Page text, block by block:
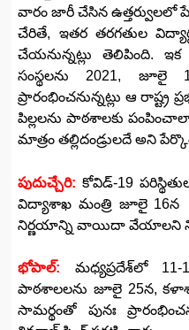
వారం జారీ చేసిన ఉత్తర్వులలో
చేరితే, ఇతర తరగతుల
చేయనున్నట్లు తెలిపింది.
సంస్థలను 2021,
ప్రారంభించనున్నట్లు ఆ రాష్ట్ర
పిల్లలను పాఠశాలకు
మాత్రం తల్లిదండ్రులదే అని
పుదుచ్చేరి: కోవిడ్‌-19
విద్యాశాఖ మంత్రి జూలై 16న
నిర్ణయాన్ని వాయిదా వేయాలని
భోపాల్‌: మధ్యప్రదేశ్‌లో 11-
పాఠశాలలను జూలై 25న,
సామర్థంతో పునః